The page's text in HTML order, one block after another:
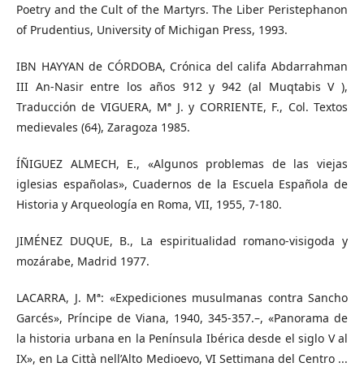
Poetry and the Cult of the Martyrs. The Liber Peristephanon
of Prudentius, University of Michigan Press, 1993.
IBN HAYYAN de CÓRDOBA, Crónica del califa Abdarrahman
III An-Nasir entre los años 912 y 942 (al Muqtabis V ),
Traducción de VIGUERA, Mª J. y CORRIENTE, F., Col. Textos
medievales (64), Zaragoza 1985.
ÍÑIGUEZ ALMECH, E., «Algunos problemas de las viejas
iglesias españolas», Cuadernos de la Escuela Española de
Historia y Arqueología en Roma, VII, 1955, 7-180.
JIMÉNEZ DUQUE, B., La espiritualidad romano-visigoda y
mozárabe, Madrid 1977.
LACARRA, J. Mª: «Expediciones musulmanas contra Sancho
Garcés», Príncipe de Viana, 1940, 345-357.–, «Panorama de
la historia urbana en la Península Ibérica desde el siglo V al
IX», en La Città nell’Alto Medioevo, VI Settimana del Centro ...